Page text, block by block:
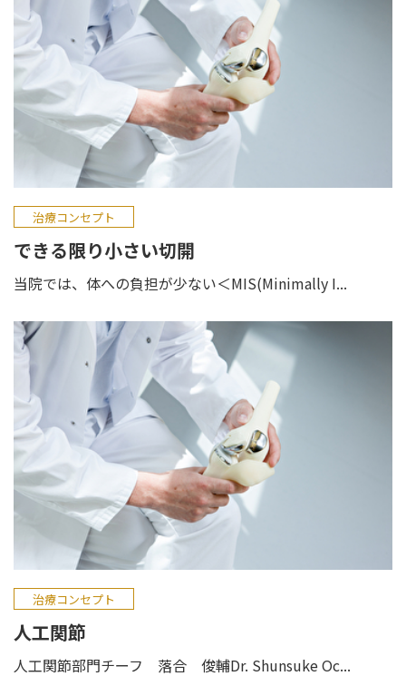
治療コンセプト
できる限り小さい切開
当院では、体への負担が少ない＜MIS(Minimally I...
治療コンセプト
人工関節
人工関節部門チーフ 落合 俊輔Dr. Shunsuke Oc...